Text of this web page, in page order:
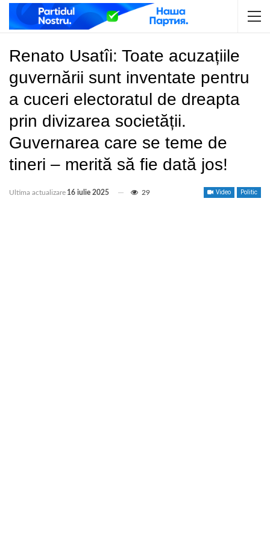
Renato Usatîi: Toate acuzațiile
guvernării sunt inventate pentru
a cuceri electoratul de dreapta
prin divizarea societății.
Guvernarea care se teme de
tineri – merită să fie dată jos!
Video Politic
Ultima actualizare 16 iulie 2025 29